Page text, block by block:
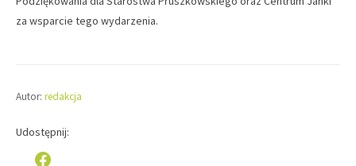
za wsparcie tego wydarzenia.
Autor: redakcja
Udostępnij: